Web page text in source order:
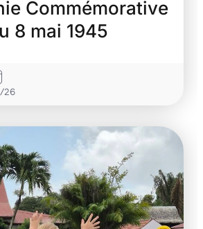
Commémorative
8 mai 1945
26